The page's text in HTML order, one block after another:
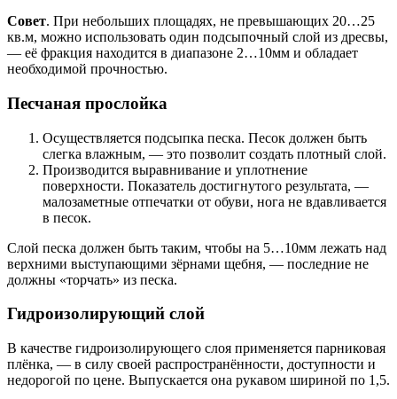
Совет. При небольших площадях, не превышающих 20…25
кв.м, можно использовать один подсыпочный слой из дресвы,
— её фракция находится в диапазоне 2…10мм и обладает
необходимой прочностью.
Песчаная прослойка
Осуществляется подсыпка песка. Песок должен быть
слегка влажным, — это позволит создать плотный слой.
Производится выравнивание и уплотнение
поверхности. Показатель достигнутого результата, —
малозаметные отпечатки от обуви, нога не вдавливается
в песок.
Слой песка должен быть таким, чтобы на 5…10мм лежать над
верхними выступающими зёрнами щебня, — последние не
должны «торчать» из песка.
Гидроизолирующий слой
В качестве гидроизолирующего слоя применяется парниковая
плёнка, — в силу своей распространённости, доступности и
недорогой по цене. Выпускается она рукавом шириной по 1,5.